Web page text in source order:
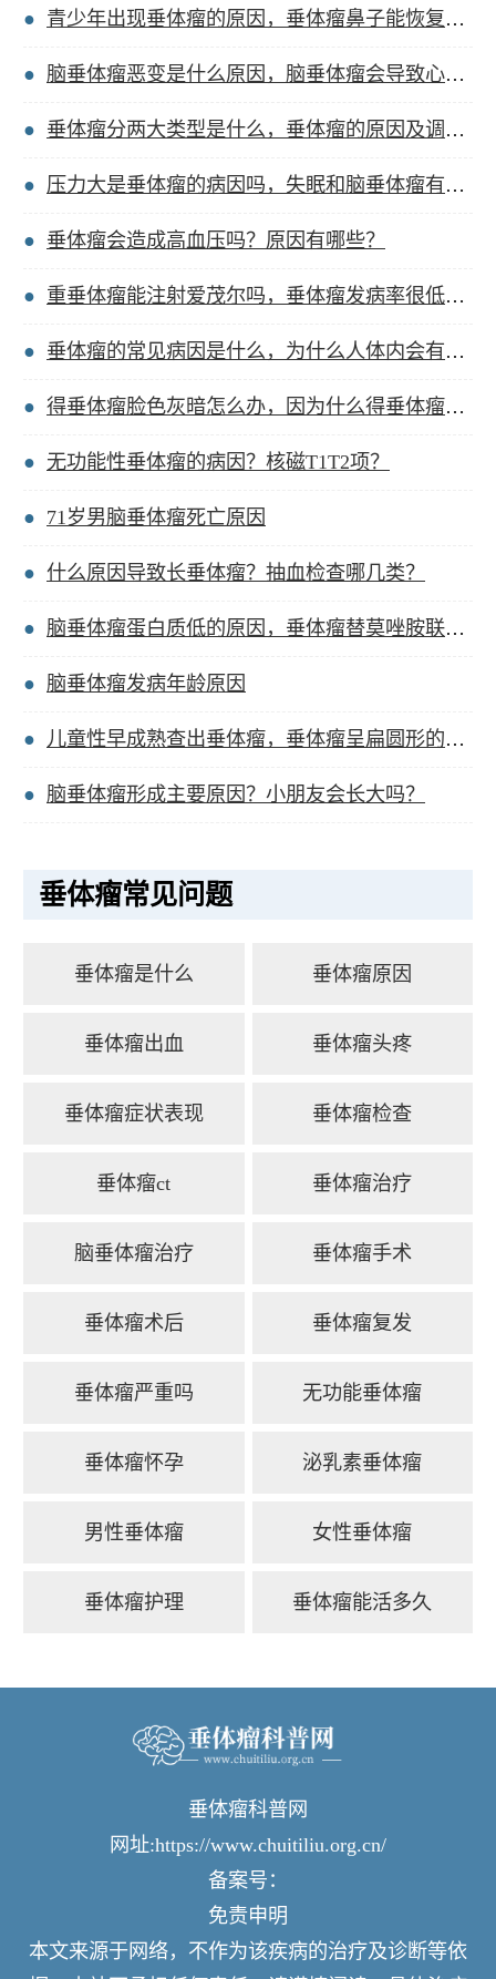
青少年出现垂体瘤的原因，垂体瘤鼻子能恢复好看吗？
脑垂体瘤恶变是什么原因，脑垂体瘤会导致心率慢吗？
垂体瘤分两大类型是什么，垂体瘤的原因及调理方法？
压力大是垂体瘤的病因吗，失眠和脑垂体瘤有关系吗？
垂体瘤会造成高血压吗？原因有哪些？
重垂体瘤能注射爱茂尔吗，垂体瘤发病率很低的原因？
垂体瘤的常见病因是什么，为什么人体内会有垂体瘤？
得垂体瘤脸色灰暗怎么办，因为什么得垂体瘤的原因？
无功能性垂体瘤的病因？核磁T1T2项？
71岁男脑垂体瘤死亡原因
什么原因导致长垂体瘤？抽血检查哪几类？
脑垂体瘤蛋白质低的原因，垂体瘤替莫唑胺联合放疗？
脑垂体瘤发病年龄原因
儿童性早成熟查出垂体瘤，垂体瘤呈扁圆形的原因是？
脑垂体瘤形成主要原因？小朋友会长大吗？
垂体瘤常见问题
垂体瘤是什么 垂体瘤原因
垂体瘤出血 垂体瘤头疼
垂体瘤症状表现 垂体瘤检查
垂体瘤ct 垂体瘤治疗
脑垂体瘤治疗 垂体瘤手术
垂体瘤术后 垂体瘤复发
垂体瘤严重吗 无功能垂体瘤
垂体瘤怀孕 泌乳素垂体瘤
男性垂体瘤 女性垂体瘤
垂体瘤护理 垂体瘤能活多久
垂体瘤科普网
网址:https://www.chuitiliu.org.cn/
备案号：
免责申明
本文来源于网络，不作为该疾病的治疗及诊断等依